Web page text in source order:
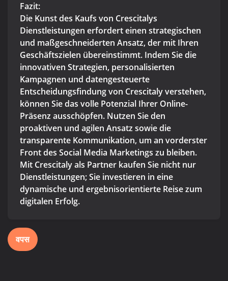
Fazit:
Die Kunst des Kaufs von Crescitalys
Dienstleistungen erfordert einen strategischen
und maßgeschneiderten Ansatz, der mit Ihren
Geschäftszielen übereinstimmt. Indem Sie die
innovativen Strategien, personalisierten
Kampagnen und datengesteuerte
Entscheidungsfindung von Crescitaly verstehen,
können Sie das volle Potenzial Ihrer Online-
Präsenz ausschöpfen. Nutzen Sie den
proaktiven und agilen Ansatz sowie die
transparente Kommunikation, um an vorderster
Front des Social Media Marketings zu bleiben.
Mit Crescitaly als Partner kaufen Sie nicht nur
Dienstleistungen; Sie investieren in eine
dynamische und ergebnisorientierte Reise zum
digitalen Erfolg.
वपस